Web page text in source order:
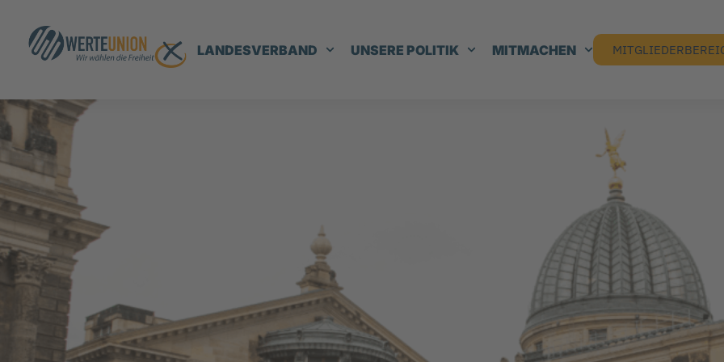
LANDESVERBAND UNSERE POLITIK MITMACHEN